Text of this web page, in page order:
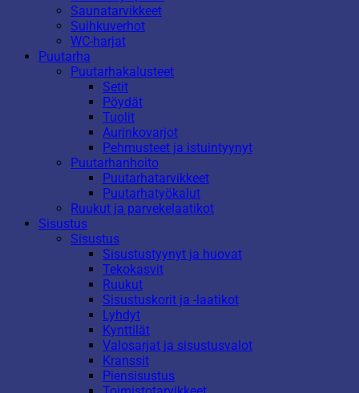
Saunatarvikkeet
Suihkuverhot
WC-harjat
Puutarha
Puutarhakalusteet
Setit
Pöydät
Tuolit
Aurinkovarjot
Pehmusteet ja istuintyynyt
Puutarhanhoito
Puutarhatarvikkeet
Puutarhatyökalut
Ruukut ja parvekelaatikot
Sisustus
Sisustus
Sisustustyynyt ja huovat
Tekokasvit
Ruukut
Sisustuskorit ja -laatikot
Lyhdyt
Kynttilät
Valosarjat ja sisustusvalot
Kranssit
Piensisustus